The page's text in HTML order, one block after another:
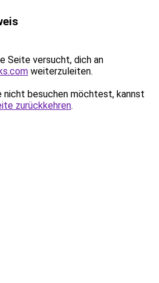
Seite versucht, dich an
weiterzuleiten.
nicht besuchen möchtest, kannst
zurückkehren.